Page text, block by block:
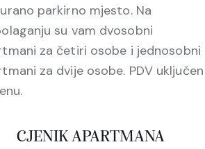
parkirno mjesto. Na
su vam dvosobni
za četiri osobe i jednosobni
za dvije osobe. PDV uključen
CJENIK APARTMANA